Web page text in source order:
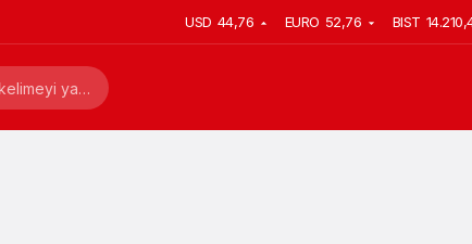
USD 44,76 EURO 52,76 BIST